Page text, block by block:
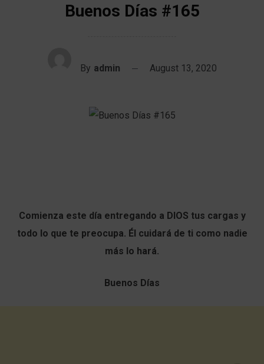
Buenos Días #165
By admin August 13, 2020
Comienza este día entregando a DIOS tus cargas y
todo lo que te preocupa. Él cuidará de ti como nadie
más lo hará.
Buenos Días